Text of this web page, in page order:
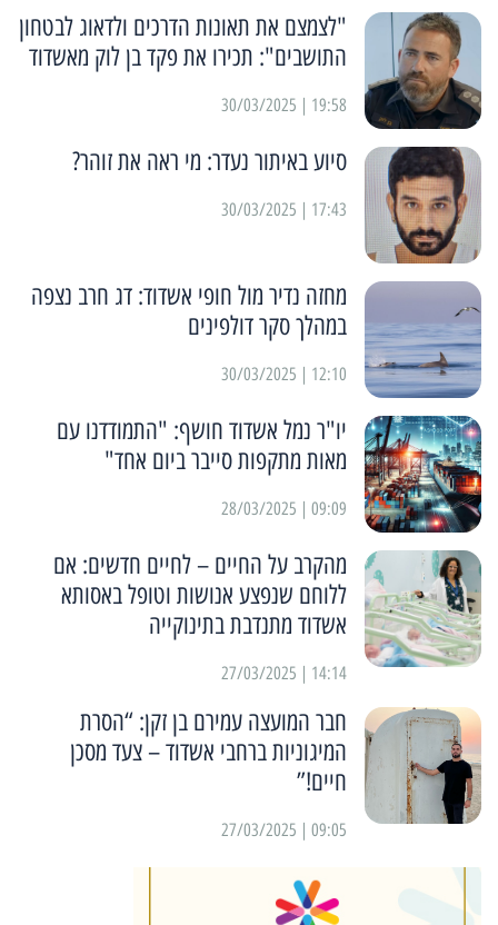
"לצמצם את תאונות הדרכים ולדאוג לבטחון
התושבים": תכירו את פקד בן לוק מאשדוד
19:58 | 30/03/2025
סיוע באיתור נעדר: מי ראה את זוהר?
17:43 | 30/03/2025
מחזה נדיר מול חופי אשדוד: דג חרב נצפה
במהלך סקר דולפינים
12:10 | 30/03/2025
יו"ר נמל אשדוד חושף: "התמודדנו עם
מאות מתקפות סייבר ביום אחד"
09:09 | 28/03/2025
מהקרב על החיים – לחיים חדשים: אם
ללוחם שנפצע אנושות וטופל באסותא
אשדוד מתנדבת בתינוקייה
14:14 | 27/03/2025
חבר המועצה עמירם בן זקן: “הסרת
המיגוניות ברחבי אשדוד – צעד מסכן
חיים!”
09:05 | 27/03/2025